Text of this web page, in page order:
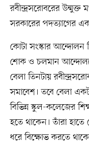
রবীন্দ্রসরোবরের
সরকারের পদত্যাগের
কোটা সংস্কার আন্দোলন
শোক ও চলমান
বেলা তিনটায়
সমাবেশ। তবে বেলা
বিভিন্ন স্কুল-কলেজের
হতে থাকেন। তাঁরা হাতে
ধরে বিক্ষোভ করতে